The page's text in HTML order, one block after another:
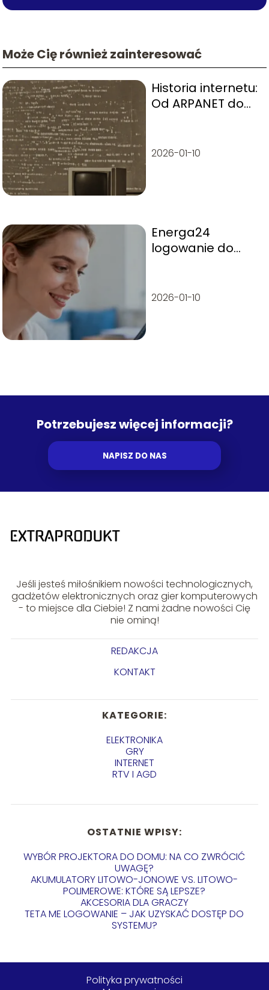
Może Cię również zainteresować
Historia internetu:
Od ARPANET do
2026-01-10
Energa24
logowanie do
zalogować?
2026-01-10
Potrzebujesz więcej informacji?
NAPISZ DO NAS
Jeśli jesteś miłośnikiem nowości technologicznych,
gadżetów elektronicznych oraz gier komputerowych
- to miejsce dla Ciebie! Z nami żadne nowości Cię
nie ominą!
REDAKCJA
KONTAKT
KATEGORIE:
ELEKTRONIKA
GRY
INTERNET
RTV I AGD
OSTATNIE WPISY:
WYBÓR PROJEKTORA DO DOMU: NA CO ZWRÓCIĆ
UWAGĘ?
AKUMULATORY LITOWO-JONOWE VS. LITOWO-
POLIMEROWE: KTÓRE SĄ LEPSZE?
AKCESORIA DLA GRACZY
TETA ME LOGOWANIE – JAK UZYSKAĆ DOSTĘP DO
SYSTEMU?
Polityka prywatności